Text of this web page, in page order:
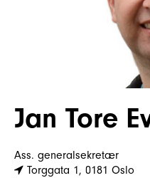
Jan Tore
Ass. generalsekretær
Torggata 1, 0181 Oslo